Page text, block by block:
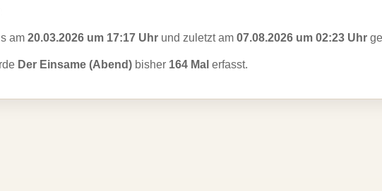
am 20.03.2026 um 17:17 Uhr und zuletzt am 07.08.2026 um 02:23 Uhr
Der Einsame (Abend) bisher 164 Mal erfasst.